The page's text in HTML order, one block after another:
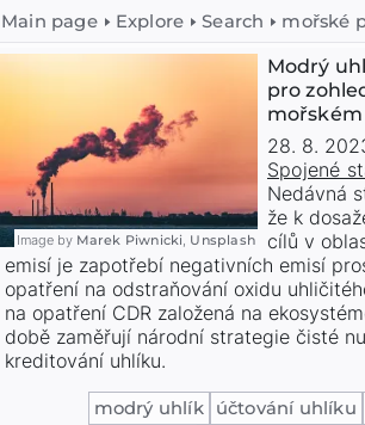
Main page Explore Search mořské
Image by Marek Piwnicki, Unsplash
Modrý
pro
28. 8.
Spojené
Nedávná
že k
cílů v
emisí je zapotřebí negativních emisí
opatření na odstraňování oxidu
na opatření CDR založená na
době zaměřují národní strategie čisté
kreditování uhlíku.
modrý uhlík účtování uhlíku